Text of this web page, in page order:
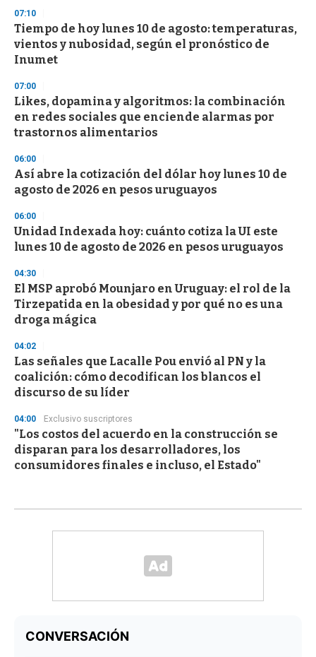
3
s
c
o
d
s
07:10
Tiempo de hoy lunes 10 de agosto: temperaturas,
vientos y nubosidad, según el pronóstico de
Inumet
07:00
Likes, dopamina y algoritmos: la combinación
en redes sociales que enciende alarmas por
trastornos alimentarios
06:00
Así abre la cotización del dólar hoy lunes 10 de
agosto de 2026 en pesos uruguayos
06:00
Unidad Indexada hoy: cuánto cotiza la UI este
lunes 10 de agosto de 2026 en pesos uruguayos
04:30
El MSP aprobó Mounjaro en Uruguay: el rol de la
Tirzepatida en la obesidad y por qué no es una
droga mágica
04:02
Las señales que Lacalle Pou envió al PN y la
coalición: cómo decodifican los blancos el
discurso de su líder
04:00 Exclusivo suscriptores
"Los costos del acuerdo en la construcción se
disparan para los desarrolladores, los
consumidores finales e incluso, el Estado"